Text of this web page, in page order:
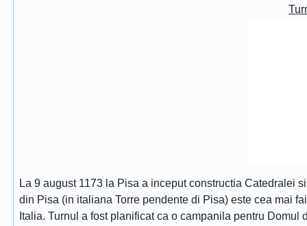
La 9 august 1173 la Pisa a inceput constructia Catedralei
din Pisa (in italiana Torre pendente di Pisa) este cea mai
Italia. Turnul a fost planificat ca o campanila pentru